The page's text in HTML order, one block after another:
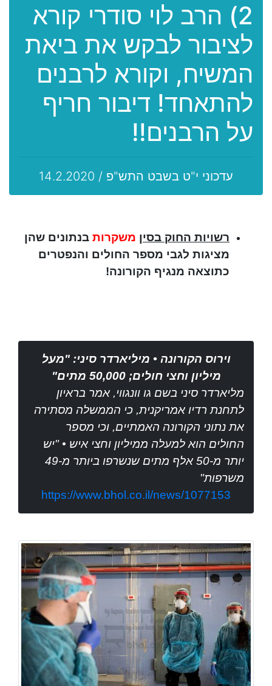
2) הרב לוי סודרי קורא
לציבור לבקש את ביאת
המשיח, וקורא לרבנים
להתאחד! דיבור חריף
על הרבנים!!
עדכוני י"ט בשבט התש"פ / 14.2.2020
רשויות החוק בסין משקרות בנתונים שהן
מציגות לגבי מספר החולים והנפטרים
כתוצאה מנגיף הקורונה!
וירוס הקורונה • מיליארדר סיני: "מעל
מיליון וחצי חולים; 50,000 מתים"
מליארדר סיני בשם גו וונגווי, אמר בראיון
לתחנת רדיו אמריקנית, כי הממשלה מסתירה
את נתוני הקורונה האמתיים, וכי מספר
החולים הוא למעלה ממיליון וחצי איש • "יש
יותר מ-50 אלף מתים שנשרפו ביותר מ-49
משרפות"
https://www.bhol.co.il/news/1077153